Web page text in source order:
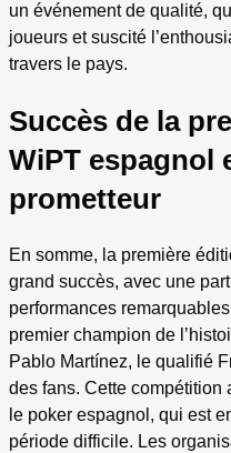
un événement de qualité,
joueurs et suscité
travers le pays.
Succès de la
WiPT espagnol
prometteur
En somme, la première
grand succès, avec une
performances
premier champion de
Pablo Martínez, le qualifié
des fans. Cette compétition
le poker espagnol, qui est
période difficile. Les